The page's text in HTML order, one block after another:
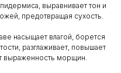
выравнивает тон и
предотвращая сухость.
насыщает влагой, борется
разглаживает, повышает
выраженность морщин.